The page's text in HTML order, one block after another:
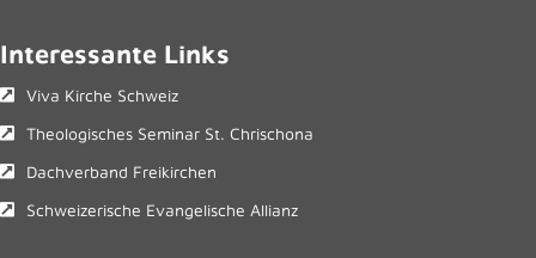
Interessante Links
Viva Kirche Schweiz
Theologisches Seminar St. Chrischona
Dachverband Freikirchen
Schweizerische Evangelische Allianz